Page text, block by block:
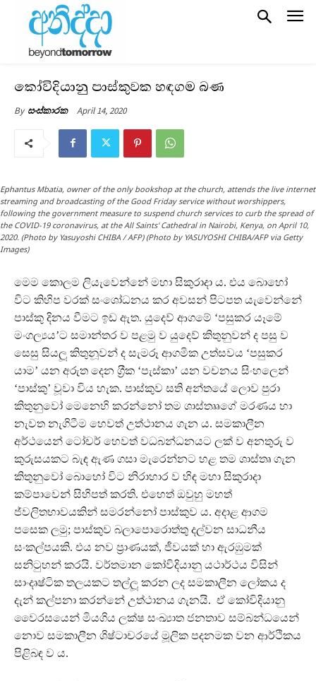
කෝවිදියානු පාස්කුවක හඳගම බණ
By සංස්කාරක April 14, 2020
Ephantus Mbatia, owner of the only bookshop at the church, attends the live internet
streaming and broadcasting of the Good Friday service without worshippers,
following the government measure to suspend church services to curb the spread of
the COVID-19 coronavirus, at the All Saints' Cathedral in Nairobi, Kenya, on April 10,
2020. (Photo by Yasuyoshi CHIBA / AFP) (Photo by YASUYOSHI CHIBA/AFP via Getty
Images)
මෙම කොලම ලියැවෙන්නේ මහා සිකුරාදා ය. එය බොහෝ
විට කිහිප වරක් සංශෝධනය කර අවසන් පිටපත යැවෙන්නේ
පාස්කු දිනය වීමට ඉඩ ඇත. යුදෙව් ආගමේ ‘පසුකර යෑමේ
මංගල්‍යය’ට සමාන්තර ව පළමු ව යුදෙව් කිතුනුවන් ද පසු ව
සෙසු සියලූ කිතුනූවන් ද සැමරූ ආගමික උත්සවය ‘පසුකර
යාම’ යන අරුත දෙන ග‍්‍රීක ‘පැස්කා’ යන වචනය සිංහලෙන්
‘පාස්කු’ වූවා විය හැක. පාස්කුව සති අන්තයේ ලොව පුරා
කිතුනුවෝ මෙනෙහි කරන්නෝ තම ශාස්තෲගේ මරණය හා
නැවත නැගිටීම හෙවත් උත්ථානය ගැන ය. සමකාලීන
අර්ථයෙන් ටෝචර් හෙවත් වධබන්ධනයට ලක් ව අනතුරු ව
කුරුසයකට බැඳ ඇණ ගසා මැරෙන්නට හළ තම ශාස්තෘ ගැන
කිතුනුවෝ බොහෝ විට නිරාහාර ව හිඳ මහා සිකුරාදා
කම්පාවෙන් සිහිපත් කරති. එහෙත් ඔවුහු මහත්
ජ්වලිතභාවයකින් සමරන්නෝ පාස්කුව ය. අදාළ ආගම
පසෙක ලමු; පාස්කුව බලාපොරොත්තු දල්වන සාධනීය
සංකල්පයකි. එය නව ප‍්‍රාණයක්, ජීවයක් හා ඇරඹුමක්
සනිටුහන් කරයි. වර්තමාන කෝවිදියානු යථාර්ථය විසින්
සාංදෘෂ්ටික තලයකට තල්ලූ කරන ලද සමකාලීන ලෝකය ද
දැන් කල්පනා කරන්නේ උත්ථානය ගැනයි. ඒ කෝවිදියානු
වෛරසයෙන් මියගිය ලක්ෂ සංඛ්‍යාත ජනතාව සම්බන්ධයෙන්
නොව සමකාලීන ශිෂ්ටාචරයේ මූලික පදනමක වන ආර්ථිකය
පිළිබඳ ව ය.